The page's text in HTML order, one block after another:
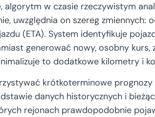
w czasie rzeczywistym
uwzględnia on szereg zmiennych:
(ETA). System identyfikuje
generować nowy, osobny kurs,
to dodatkowe kilometry i
krótkoterminowe
danych historycznych i
rejonach prawdopodobnie